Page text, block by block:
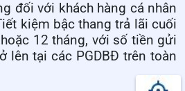
đối với khách hàng cá nhân
kiệm bậc thang trả lãi cuối
12 tháng, với số tiền gửi
lên tại các PGDBĐ trên toàn